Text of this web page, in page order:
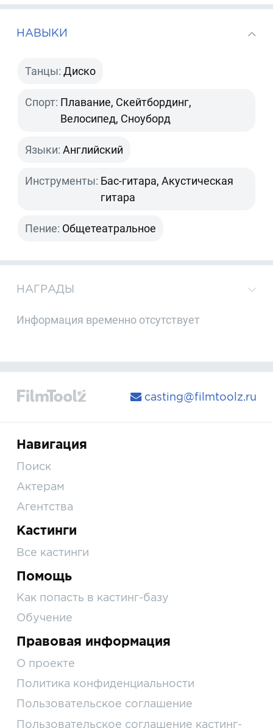
НАВЫКИ
Танцы: Диско
Спорт: Плавание, Скейтбординг,
Велосипед, Сноуборд
Языки: Английский
Инструменты: Бас-гитара, Акустическая
гитара
Пение: Общетеатральное
НАГРАДЫ
Информация временно отсутствует
casting@filmtoolz.ru
Навигация
Поиск
Актерам
Агентства
Кастинги
Все кастинги
Помощь
Как попасть в кастинг-базу
Обучение
Правовая информация
О проекте
Политика конфиденциальности
Пользовательское соглашение
Пользовательское соглашение кастинг-